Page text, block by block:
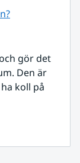
gör det
Den är
koll på